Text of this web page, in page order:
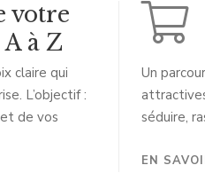
votre
à Z
claire qui
L’objectif :
de vos
Un
séduire,
EN